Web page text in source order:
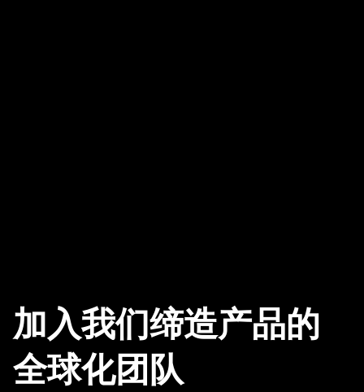
加入我们缔造产品的
全球化团队